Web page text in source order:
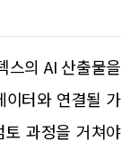
스의 AI 산출물을
터와 연결될 가
과정을 거쳐야